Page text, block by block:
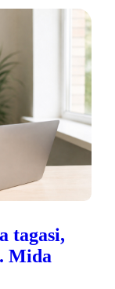
tagasi,
Mida